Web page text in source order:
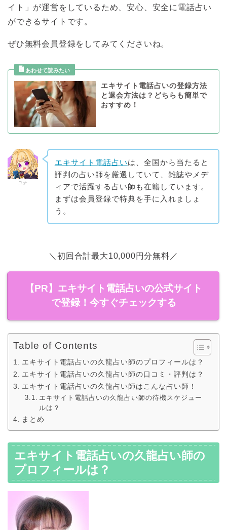
イト」が運営をしているため、安心、安全に電話占い
ができるサイトです。
ぜひ無料会員登録をしてみてくださいね。
エキサイト電話占いの登録方法
と退会方法は？どちらも簡単で
おすすめ！
ユナ
エキサイト電話占いは、全国から当たると
評判の占い師を厳選していて、雑誌やメデ
ィアで活躍する占い師も在籍しています。
まずは会員登録で特典を手に入れましょ
う。
＼初回合計最大10,000円分無料／
【PR】エキサイト電話占いの公式サイト
で登録！今すぐチェックする
Table of Contents
エキサイト電話占いの久龍占い師のプロフィールは？
エキサイト電話占いの久龍占い師の口コミ・評判は？
エキサイト電話占いの久龍占い師はこんな占い師！
エキサイト電話占いの久龍占い師の待機スケジュー
ルは？
まとめ
エキサイト電話占いの久龍占い師の
プロフィールは？